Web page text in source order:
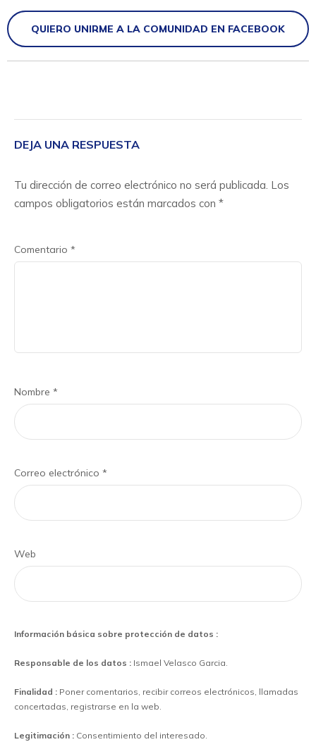
QUIERO UNIRME A LA COMUNIDAD EN FACEBOOK
DEJA UNA RESPUESTA
Tu dirección de correo electrónico no será publicada. Los
campos obligatorios están marcados con *
Comentario *
Nombre *
Correo electrónico *
Web
Información básica sobre protección de datos :
Responsable de los datos : Ismael Velasco Garcia.
Finalidad : Poner comentarios, recibir correos electrónicos, llamadas
concertadas, registrarse en la web.
Legitimación : Consentimiento del interesado.